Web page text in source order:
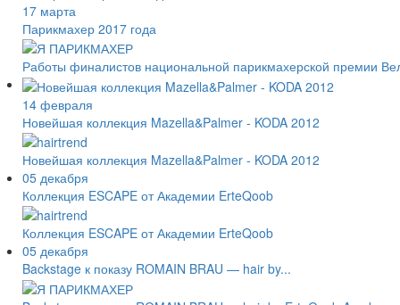
17 марта
Парикмахер 2017 года
Работы финалистов национальной парикмахерской премии
14 февраля
Новейшая коллекция Mazella&Palmer - KODA 2012
Новейшая коллекция Mazella&Palmer - KODA 2012
05 декабря
Коллекция ESCAPE от Академии ErteQoob
Коллекция ESCAPE от Академии ErteQoob
05 декабря
Backstage к показу ROMAIN BRAU — hair by...